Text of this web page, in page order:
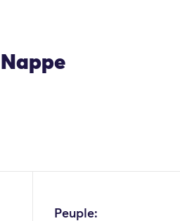
Nappe
Peuple: